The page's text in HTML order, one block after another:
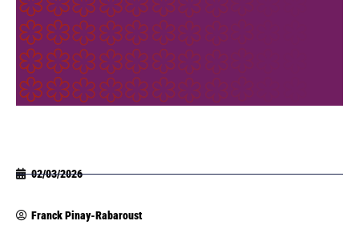
02/03/2026
Franck Pinay-Rabaroust